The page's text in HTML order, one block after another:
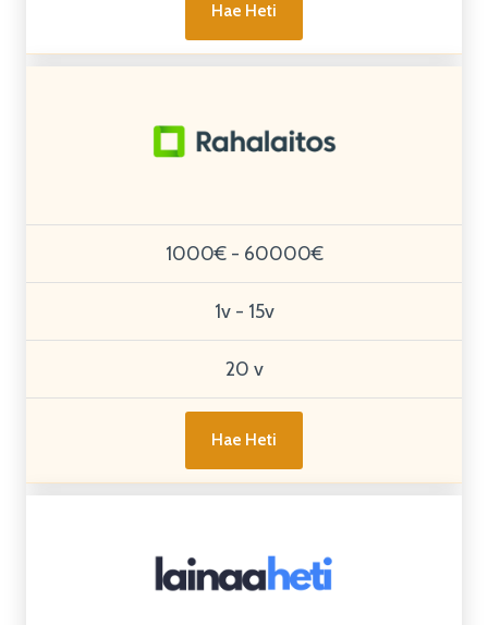
Hae Heti
1000€ - 60000€
1v - 15v
20 v
Hae Heti